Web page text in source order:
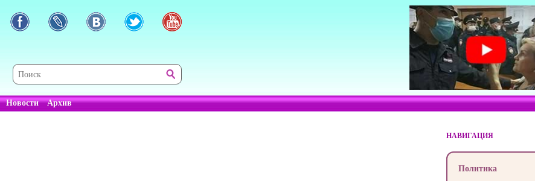
Новости Архив
НАВИГАЦИЯ
Политика